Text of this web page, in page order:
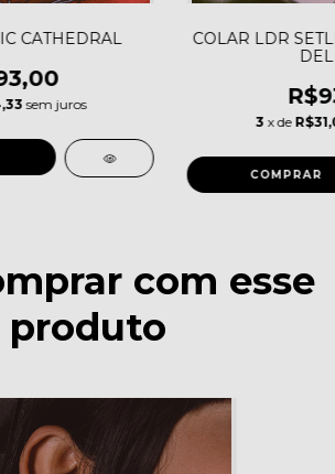
CATHEDRAL
sem juros
COLAR LDR
3 x de
com esse
produto